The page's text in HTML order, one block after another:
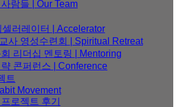
람들 | Our Team
셀러레이터​ | Accelerator
사 영성수련회 | Spiritual Retreat
리더십 멘토링 | Mentoring
콘퍼런스 | Conference
트
Movement
로젝트 후기